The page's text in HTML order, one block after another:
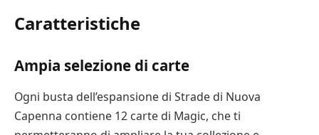
Caratteristiche
Ampia selezione di carte
Ogni busta dell’espansione di Strade di Nuova
Capenna contiene 12 carte di Magic, che ti